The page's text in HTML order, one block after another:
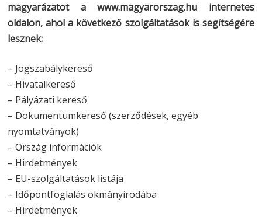
magyarázatot a www.magyarorszag.hu internetes
oldalon, ahol a következő szolgáltatások is segítségére
lesznek:
– Jogszabálykereső
– Hivatalkereső
– Pályázati kereső
– Dokumentumkereső (szerződések, egyéb
nyomtatványok)
– Ország információk
– Hirdetmények
– EU-szolgáltatások listája
– Időpontfoglalás okmányirodába
– Hirdetmények